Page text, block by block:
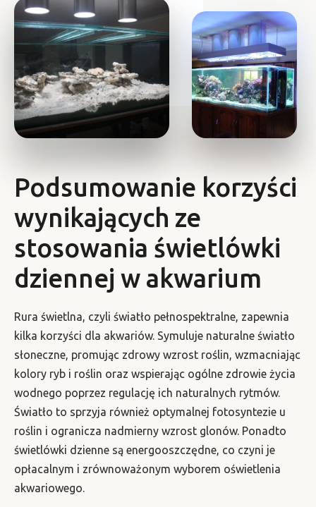
Podsumowanie korzyści
wynikających ze
stosowania świetlówki
dziennej w akwarium
Rura świetlna, czyli światło pełnospektralne, zapewnia
kilka korzyści dla akwariów. Symuluje naturalne światło
słoneczne, promując zdrowy wzrost roślin, wzmacniając
kolory ryb i roślin oraz wspierając ogólne zdrowie życia
wodnego poprzez regulację ich naturalnych rytmów.
Światło to sprzyja również optymalnej fotosyntezie u
roślin i ogranicza nadmierny wzrost glonów. Ponadto
świetlówki dzienne są energooszczędne, co czyni je
opłacalnym i zrównoważonym wyborem oświetlenia
akwariowego.